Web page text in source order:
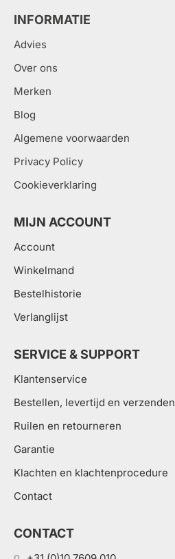
INFORMATIE
Advies
Over ons
Merken
Blog
Algemene voorwaarden
Privacy Policy
Cookieverklaring
MIJN ACCOUNT
Account
Winkelmand
Bestelhistorie
Verlanglijst
SERVICE & SUPPORT
Klantenservice
Bestellen, levertijd en verzenden
Ruilen en retourneren
Garantie
Klachten en klachtenprocedure
Contact
CONTACT